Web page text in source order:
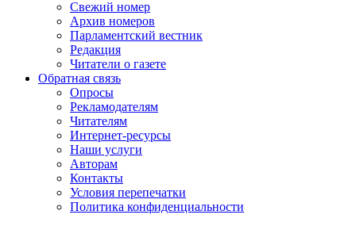
Свежий номер
Архив номеров
Парламентский вестник
Редакция
Читатели о газете
Обратная связь
Опросы
Рекламодателям
Читателям
Интернет-ресурсы
Наши услуги
Авторам
Контакты
Условия перепечатки
Политика конфиденциальности